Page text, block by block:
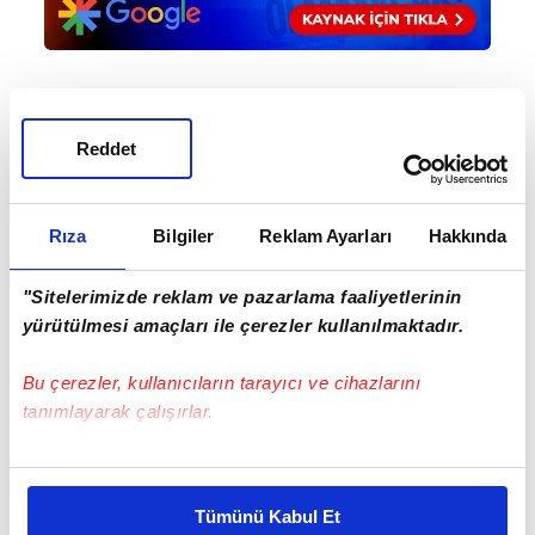
Rıza Bilgiler Reklam Ayarları Hakkında
"Sitelerimizde reklam ve pazarlama faaliyetlerinin
yürütülmesi amaçları ile çerezler kullanılmaktadır.
Bu çerezler, kullanıcıların tarayıcı ve cihazlarını
tanımlayarak çalışırlar.
Bu çerezlere izin vermeniz halinde sizlere özel
daha iyi reklam deneyimi yaşatabiliriz. Bunu yaparken
Tümünü Kabul Et
Reddet
Hakan Kurt - Editör
#FATİH TEKKE
EN ÇOK OKUNANLAR